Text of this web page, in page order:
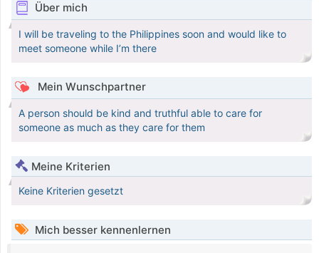
Über mich
I will be traveling to the Philippines soon and would like to
meet someone while I’m there
Mein Wunschpartner
A person should be kind and truthful able to care for
someone as much as they care for them
Meine Kriterien
Keine Kriterien gesetzt
Mich besser kennenlernen